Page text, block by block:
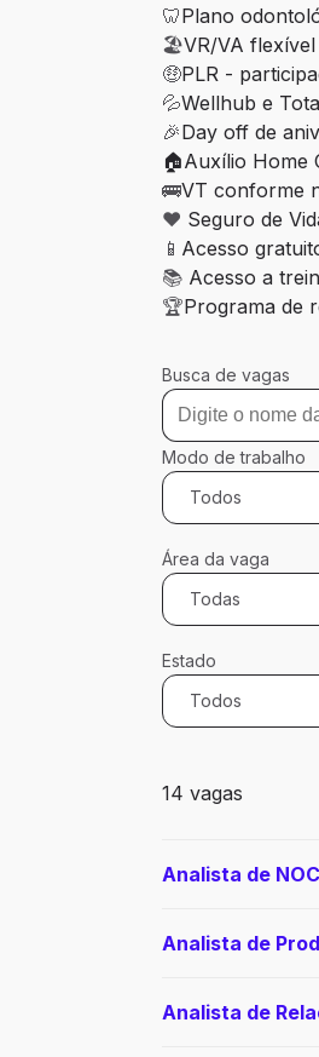
🦷Plano
🏖️VR/VA
🤑PLR -
💦Wellhub e
🎉Day off de
🏠Auxílio Home
🚌VT conforme
❤️ Seguro de
📱 Acesso
📚 Acesso a
🏆Programa de
Busca de vagas
Modo de trabalho
Todos
Área da vaga
Todas
Estado
Todos
14 vagas
Analista de
Analista de
Analista de